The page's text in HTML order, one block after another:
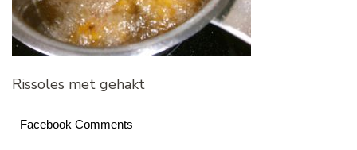
Rissoles met gehakt
Facebook Comments